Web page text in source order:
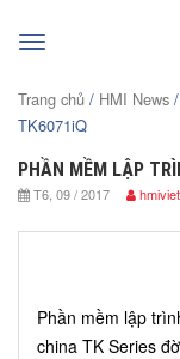
Toggle
Trang chủ / HMI News
TK6071iQ
PHẦN MỀM LẬP
T6, 09 / 2017
Phần mềm lập
china TK Series